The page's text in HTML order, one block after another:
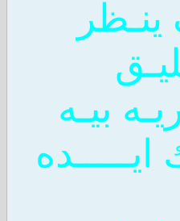
بيـه